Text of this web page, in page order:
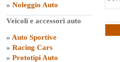
» Noleggio Auto
Veicoli e accessori auto
» Auto Sportive
» Racing Cars
» Prototipi Auto